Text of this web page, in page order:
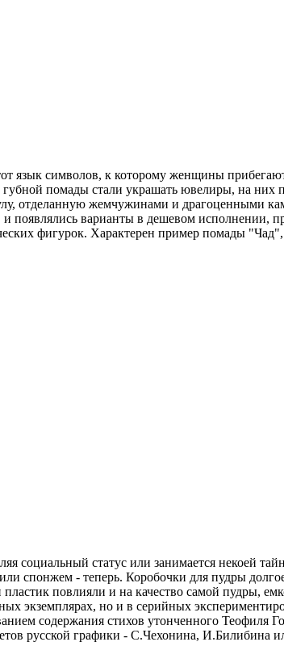
язык символов, к которому женщины
помады стали украшать ювелиры, на них
отделанную жемчужинами и драгоценными
варианты в дешевом исполнении,
фигурок. Характерен пример помады
социальный статус или занимается некоей
спонжем - теперь. Коробочки для пудры
повлияли и на качество самой пудры,
экземплярах, но и в серийных
содержания стихов утонченного Теофиля
русской графики - С.Чехонина, И.Билибина